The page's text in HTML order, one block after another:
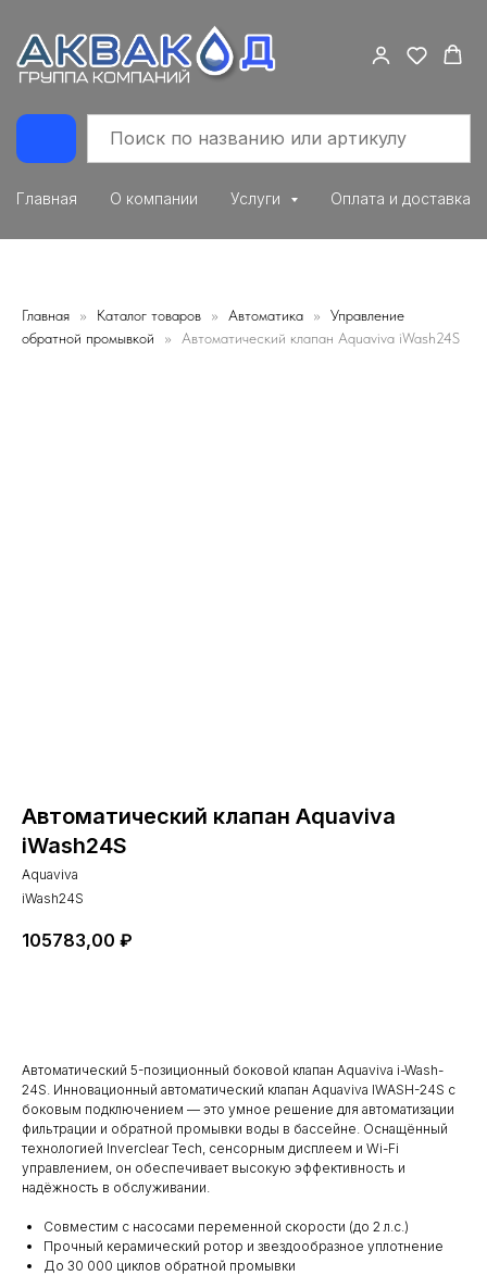
Главная О компании Услуги Оплата и доставка
Главная Каталог товаров Автоматика
Управление
обратной промывкой
Автоматический клапан Aquaviva iWash24S
Автоматический клапан Aquaviva
iWash24S
Aquaviva
iWash24S
105783,00 ₽
Автоматический 5-позиционный боковой клапан Aquaviva i-Wash-
24S. Инновационный автоматический клапан Aquaviva IWASH-24S с
боковым подключением — это умное решение для автоматизации
фильтрации и обратной промывки воды в бассейне. Оснащённый
технологией Inverclear Tech, сенсорным дисплеем и Wi-Fi
управлением, он обеспечивает высокую эффективность и
надёжность в обслуживании.
Совместим с насосами переменной скорости (до 2 л.с.)
Прочный керамический ротор и звездообразное уплотнение
До 30 000 циклов обратной промывки